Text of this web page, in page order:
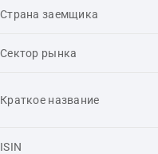
Страна заемщика
Сектор рынка
Краткое название
ISIN